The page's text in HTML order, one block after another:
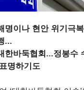
명이나 현안 위기극
...
한바둑협회...정봉수
명하기도